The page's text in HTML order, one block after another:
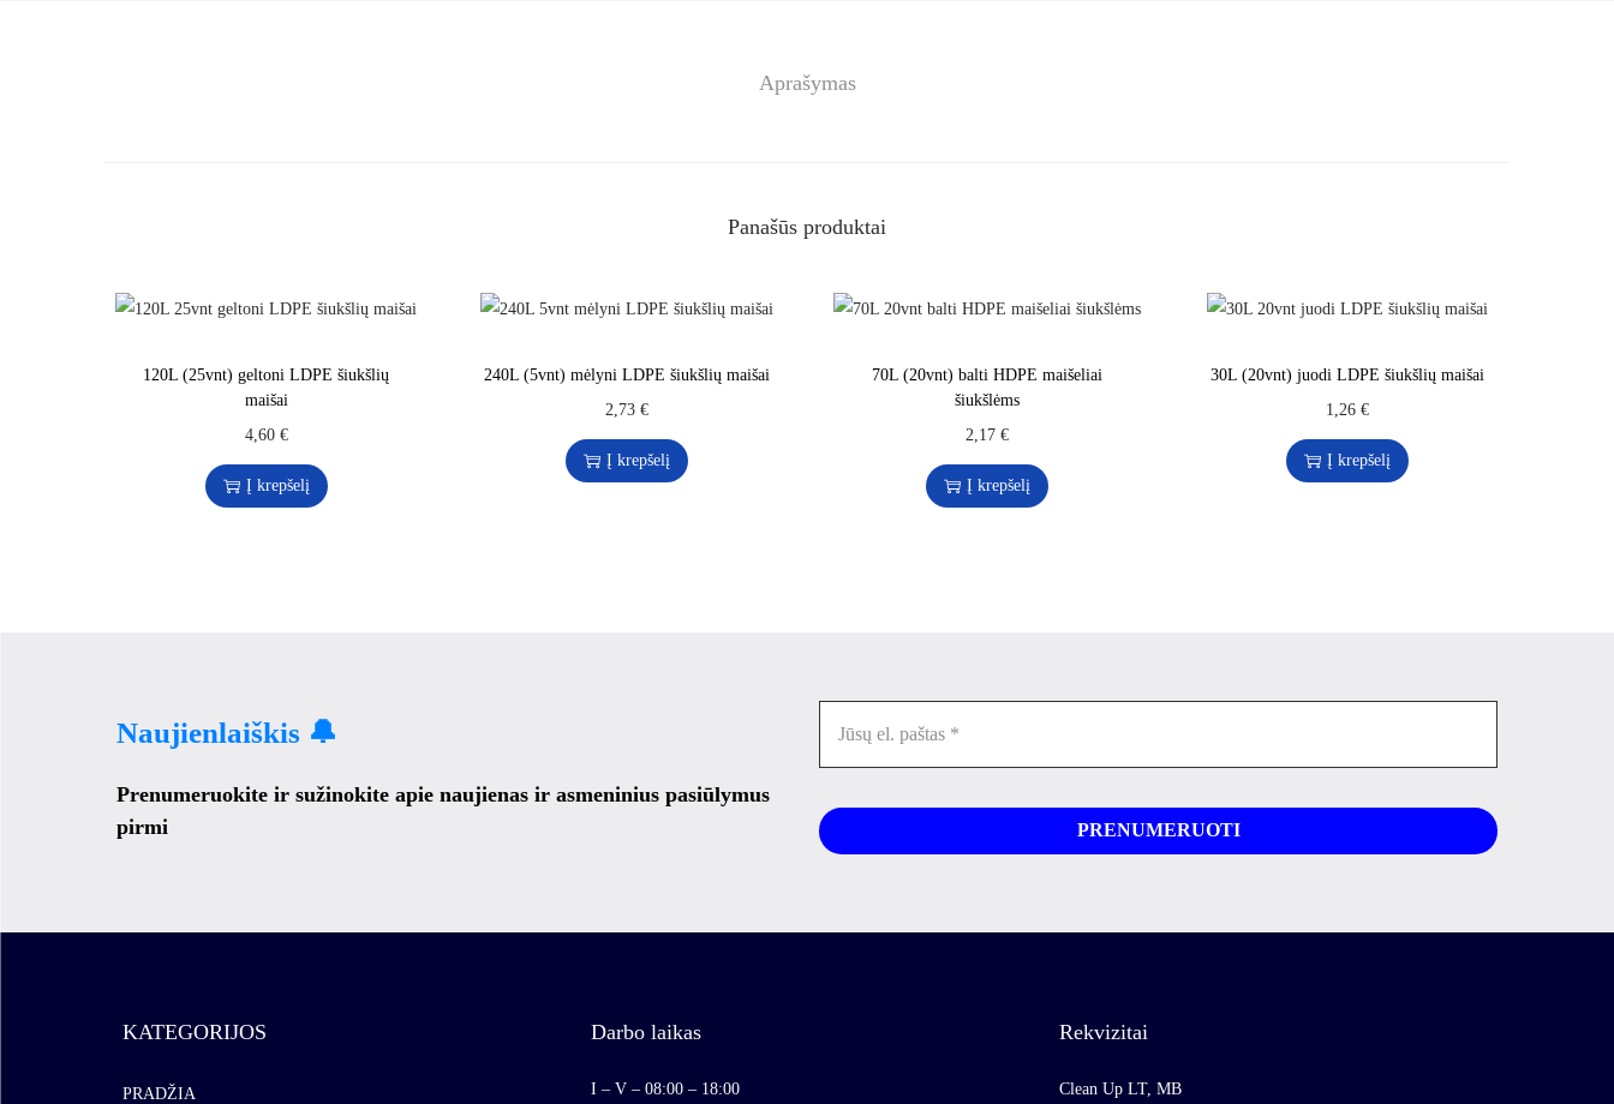
Aprašymas
Panašūs produktai
120L (25vnt) geltoni LDPE šiukšlių
maišai
4,60 €
Į krepšelį
240L (5vnt) mėlyni LDPE šiukšlių maišai
2,73 €
Į krepšelį
70L (20vnt) balti HDPE maišeliai
šiukšlėms
2,17 €
Į krepšelį
30L (20vnt) juodi LDPE šiukšlių maišai
1,26 €
Į krepšelį
Naujienlaiškis 🔔
Prenumeruokite ir sužinokite apie naujienas ir asmeninius pasiūlymus
pirmi
KATEGORIJOS
PRADŽIA
Darbo laikas
I – V – 08:00 – 18:00
Rekvizitai
Clean Up LT, MB